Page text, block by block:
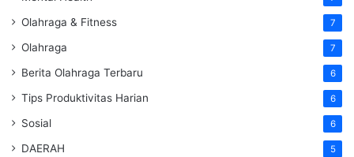
Olahraga & Fitness 7
Olahraga 7
Berita Olahraga Terbaru 6
Tips Produktivitas Harian 6
Sosial 6
DAERAH 5